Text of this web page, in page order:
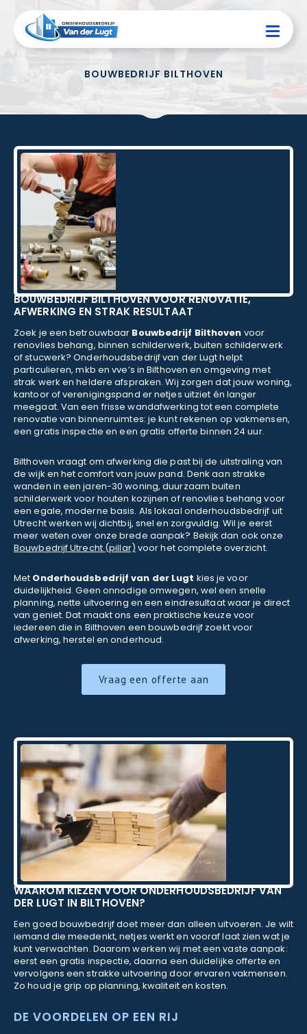
BOUWBEDRIJF BILTHOVEN
BOUWBEDRIJF BILTHOVEN VOOR RENOVATIE,
AFWERKING EN STRAK RESULTAAT
Zoek je een betrouwbaar Bouwbedrijf Bilthoven voor
renovlies behang, binnen schilderwerk, buiten schilderwerk
of stucwerk? Onderhoudsbedrijf van der Lugt helpt
particulieren, mkb en vve’s in Bilthoven en omgeving met
strak werk en heldere afspraken. Wij zorgen dat jouw woning,
kantoor of verenigingspand er netjes uitziet én langer
meegaat. Van een frisse wandafwerking tot een complete
renovatie van binnenruimtes: je kunt rekenen op vakmensen,
een gratis inspectie en een gratis offerte binnen 24 uur.
Bilthoven vraagt om afwerking die past bij de uitstraling van
de wijk en het comfort van jouw pand. Denk aan strakke
wanden in een jaren-30 woning, duurzaam buiten
schilderwerk voor houten kozijnen of renovlies behang voor
een egale, moderne basis. Als lokaal onderhoudsbedrijf uit
Utrecht werken wij dichtbij, snel en zorgvuldig. Wil je eerst
meer weten over onze brede aanpak? Bekijk dan ook onze
Bouwbedrijf Utrecht (pillar) voor het complete overzicht.
Met Onderhoudsbedrijf van der Lugt kies je voor
duidelijkheid. Geen onnodige omwegen, wel een snelle
planning, nette uitvoering en een eindresultaat waar je direct
van geniet. Dat maakt ons een praktische keuze voor
iedereen die in Bilthoven een bouwbedrijf zoekt voor
afwerking, herstel en onderhoud.
Vraag een offerte aan
WAAROM KIEZEN VOOR ONDERHOUDSBEDRIJF VAN
DER LUGT IN BILTHOVEN?
Een goed bouwbedrijf doet meer dan alleen uitvoeren. Je wilt
iemand die meedenkt, netjes werkt en vooraf laat zien wat je
kunt verwachten. Daarom werken wij met een vaste aanpak:
eerst een gratis inspectie, daarna een duidelijke offerte en
vervolgens een strakke uitvoering door ervaren vakmensen.
Zo houd je grip op planning, kwaliteit en kosten.
DE VOORDELEN OP EEN RIJ